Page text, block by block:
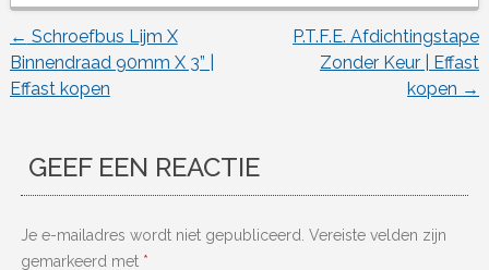
Berichtnavigatie
← Schroefbus Lijm X
Binnendraad 90mm X 3” |
Effast kopen
P.T.F.E. Afdichtingstape
Zonder Keur | Effast
kopen →
GEEF EEN REACTIE
Je e-mailadres wordt niet gepubliceerd. Vereiste velden zijn
gemarkeerd met *